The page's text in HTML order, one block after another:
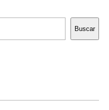
Buscar